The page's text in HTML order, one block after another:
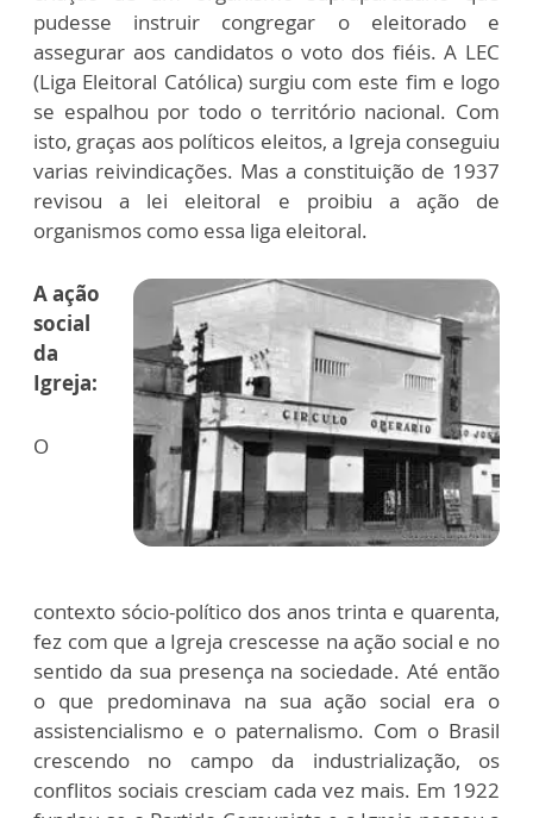
pudesse instruir congregar o eleitorado e
assegurar aos candidatos o voto dos fiéis. A LEC
(Liga Eleitoral Católica) surgiu com este fim e logo
se espalhou por todo o território nacional. Com
isto, graças aos políticos eleitos, a Igreja conseguiu
varias reivindicações. Mas a constituição de 1937
revisou a lei eleitoral e proibiu a ação de
organismos como essa liga eleitoral.
A ação
social
da
Igreja:
O
contexto sócio-político dos anos trinta e quarenta,
fez com que a Igreja crescesse na ação social e no
sentido da sua presença na sociedade. Até então
o que predominava na sua ação social era o
assistencialismo e o paternalismo. Com o Brasil
crescendo no campo da industrialização, os
conflitos sociais cresciam cada vez mais. Em 1922